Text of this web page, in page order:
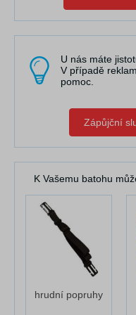
U nás máte
V případě
pomoc.
Zápůjční
K Vašemu batohu
hrudní popruhy